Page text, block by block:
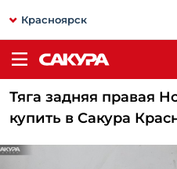
Красноярск
Тяга задняя правая
купить в Сакура